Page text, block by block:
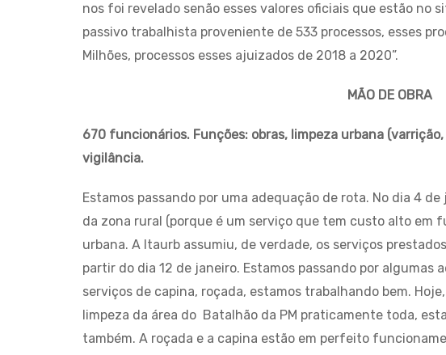
nos foi revelado senão esses valores oficiais que estão no
passivo trabalhista proveniente de 533 processos, esses
Milhões, processos esses ajuizados de 2018 a 2020”.
MÃO DE OBRA
670 funcionários. Funções: obras, limpeza urbana
vigilância.
Estamos passando por uma adequação de rota. No dia 4
da zona rural (porque é um serviço que tem custo alto em
urbana. A Itaurb assumiu, de verdade, os serviços
partir do dia 12 de janeiro. Estamos passando por algumas
serviços de capina, roçada, estamos trabalhando bem.
limpeza da área do Batalhão da PM praticamente toda,
também. A roçada e a capina estão em perfeito